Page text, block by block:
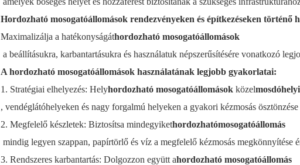
Hordozható mosogatóállomások rendezvényeken és építkezéseken
Maximalizálja a hatékonyságáthordozható mosogatóállomások
a beállításukra, karbantartásukra és használatuk népszerűsítésére vonatkozó
A hordozható mosogatóállomások használatának legjobb gyakorlatai:
1. Stratégiai elhelyezés: Helyhordozható mosogatóállomások közel
, vendéglátóhelyeken és nagy forgalmú helyeken a gyakori kézmosás ösztönzése
2. Megfelelő készletek: Biztosítsa mindegyikethordozhatómosogatóállomás
mindig legyen szappan, papírtörlő és víz a megfelelő kézmosás megkönnyítése
3. Rendszeres karbantartás: Dolgozzon együtt ahordozható mosogatóállomás